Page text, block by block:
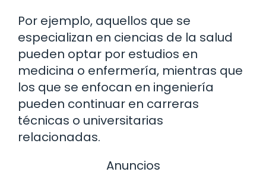
Por ejemplo, aquellos que se
especializan en ciencias de la salud
pueden optar por estudios en
medicina o enfermería, mientras que
los que se enfocan en ingeniería
pueden continuar en carreras
técnicas o universitarias
relacionadas.
Anuncios